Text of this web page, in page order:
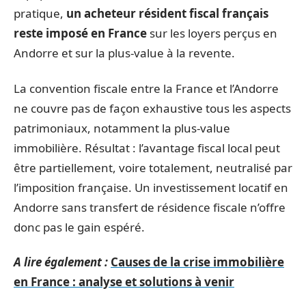
pratique, un acheteur résident fiscal français
reste imposé en France sur les loyers perçus en
Andorre et sur la plus-value à la revente.
La convention fiscale entre la France et l’Andorre
ne couvre pas de façon exhaustive tous les aspects
patrimoniaux, notamment la plus-value
immobilière. Résultat : l’avantage fiscal local peut
être partiellement, voire totalement, neutralisé par
l’imposition française. Un investissement locatif en
Andorre sans transfert de résidence fiscale n’offre
donc pas le gain espéré.
A lire également : Causes de la crise immobilière
en France : analyse et solutions à venir